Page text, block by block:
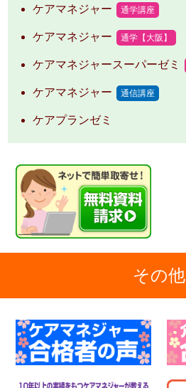
ケアマネジャー 通学講座
ケアマネジャー 通学【大阪】
ケアマネジャースーパーゼミ
ケアマネジャー 通信講座
ケアプランゼミ
その他